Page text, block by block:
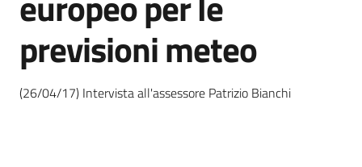
Leggi
Bandi
previsioni meteo
(26/04/17) Intervista all'assessore Patrizio Bianchi